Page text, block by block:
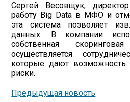
Сергей Весовщук,
работу Big Data в МФО и
эта система позволяет
данных. В компании
собственная
осуществляется
которые дают возможность
риски.
Предыдущая новость